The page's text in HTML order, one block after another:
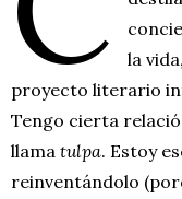
la
proyecto literario
Tengo cierta
llama tulpa. Estoy
reinventándolo